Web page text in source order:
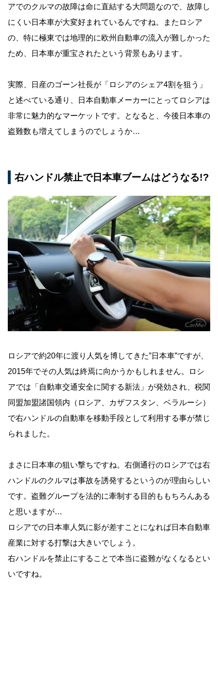
アでのクルマの故障は命に直結する大問題なので、故障し
にくい日本車が大変好まれているんですね。またロシア
の、特に極東では地理的に欧州自動車の流入が難しかった
ため、日本車が重宝されたという背景もあります。
実際、日産のゴーン社長が「ロシアのシェア4割を狙う」
と述べている通り、日本自動車メーカーにとってロシアは
非常に魅力的なマーケットです。となると、今後日本車の
盗難数も増えてしまうのでしょうか…
右ハンドル禁止で日本車ブームはどうなる!?
ロシアで約20年に渡り人気を博してきた”日本車”ですが、
2015年でその人気は終焉に向かうかもしれません。ロシ
アでは「自動車交通安全に関する新法」が発効され、税関
同盟加盟諸国領内（ロシア、カザフスタン、ベラルーシ）
で右ハンドルの自動車を移動手段として利用する事が禁じ
られました。
まさに日本車の狙い撃ちですね。右側通行のロシアでは右
ハンドルのクルマは事故を誘発するというのが理由らしい
です。盗難グループを法的に牽制する目的ももちろんある
と思いますが…
ロシアでの日本車人気に影が差すことになれば日本自動車
産業に対する打撃は大きいでしょう。
右ハンドルを禁止にすることで本当に盗難がなくなるとい
いですね。